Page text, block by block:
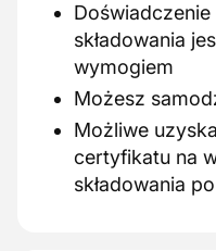
składowania
wymogiem
Możesz
Możliwe
certyfikatu na
składowania